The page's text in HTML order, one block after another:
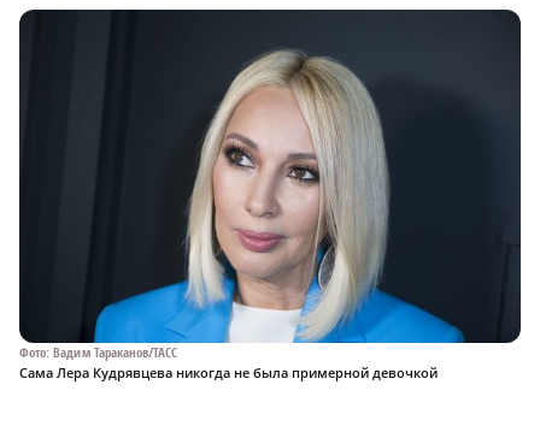
Фото: Вадим Тараканов/ТАСС
Сама Лера Кудрявцева никогда не была примерной девочкой